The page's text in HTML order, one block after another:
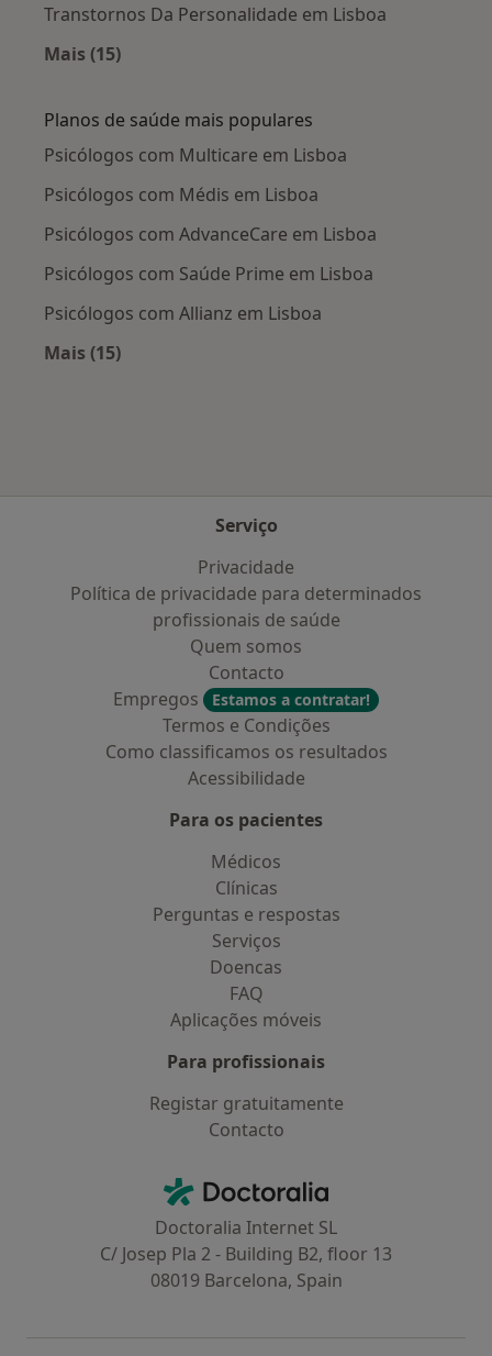
Transtornos Da Personalidade em Lisboa
Mais (15)
Planos de saúde mais populares
Psicólogos com Multicare em Lisboa
Psicólogos com Médis em Lisboa
Psicólogos com AdvanceCare em Lisboa
Psicólogos com Saúde Prime em Lisboa
Psicólogos com Allianz em Lisboa
Mais (15)
Serviço
Privacidade
Política de privacidade para determinados
profissionais de saúde
Quem somos
Contacto
Empregos
Estamos a contratar!
Termos e Condições
Como classificamos os resultados
Acessibilidade
Para os pacientes
Médicos
Clínicas
Perguntas e respostas
Serviços
Doencas
FAQ
Aplicações móveis
Para profissionais
Registar gratuitamente
Contacto
Doctoralia - Homepage
Doctoralia Internet SL
C/ Josep Pla 2 - Building B2, floor 13
08019 Barcelona, Spain